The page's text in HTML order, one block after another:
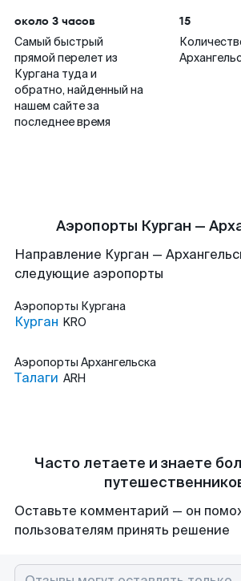
около 3 часов
Самый быстрый
прямой перелет из
Кургана туда и
обратно, найденный на
нашем сайте за
последнее время
15
Аэропорты Курган —
Направление Курган —
следующие аэропорты
Аэропорты Кургана
Курган KRO
Аэропорты Архангельска
Талаги ARH
Часто летаете и знаете
Оставьте комментарий — он
пользователям принять решение